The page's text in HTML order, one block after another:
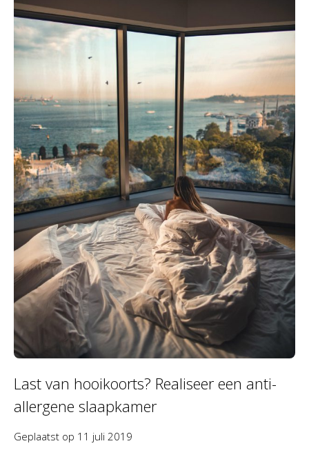
Last van hooikoorts? Realiseer een anti-
allergene slaapkamer
Geplaatst op 11 juli 2019